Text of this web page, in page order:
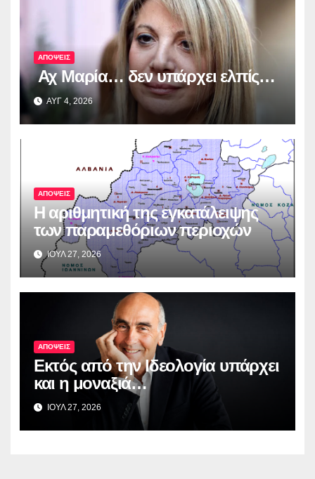
ΑΠΟΨΕΙΣ
Αχ Μαρία… δεν υπάρχει ελπίς…
ΑΥΓ 4, 2026
ΑΠΟΨΕΙΣ
Η αριθμητική της εγκατάλειψης
των παραμεθόριων περιοχών
ΙΟΥΛ 27, 2026
ΑΠΟΨΕΙΣ
Εκτός από την Ιδεολογία υπάρχει
και η μοναξιά…
ΙΟΥΛ 27, 2026